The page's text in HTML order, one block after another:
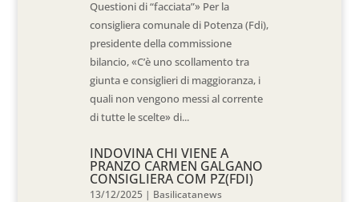
Questioni di “facciata”» Per la
consigliera comunale di Potenza (Fdi),
presidente della commissione
bilancio, «C’è uno scollamento tra
giunta e consiglieri di maggioranza, i
quali non vengono messi al corrente
di tutte le scelte» di...
INDOVINA CHI VIENE A
PRANZO CARMEN GALGANO
CONSIGLIERA COM PZ(FDI)
13/12/2025 | Basilicatanews